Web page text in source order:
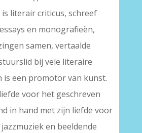
literair criticus, schreef
en monografieën,
samen, vertaalde
bij vele literaire
is een promotor van kunst.
voor het geschreven
in hand met zijn liefde voor
en beeldende